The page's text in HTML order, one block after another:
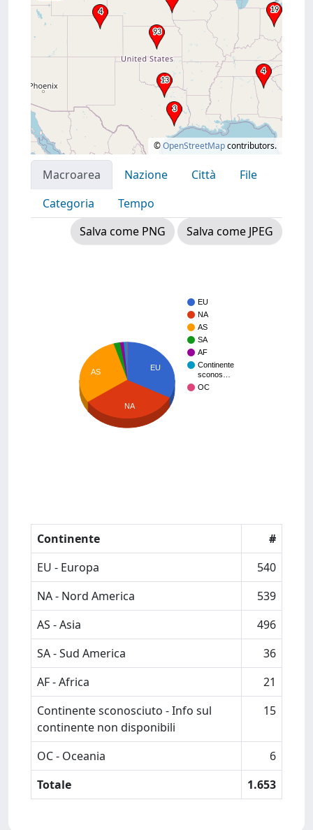
©OpenStreetMapcontributors.
Macroarea Nazione Città
File
Categoria
Tempo
Salva come PNG
Salva come JPEG
EU
NA
AS
SA
AF
Continente
sconos…
OC
EU
AS
NA
Continente
#
EU - Europa
540
NA - Nord America
539
AS - Asia
496
SA - Sud America
36
AF - Africa
21
Continente sconosciuto - Info sul
continente non disponibili
15
OC - Oceania
6
Totale
1.653